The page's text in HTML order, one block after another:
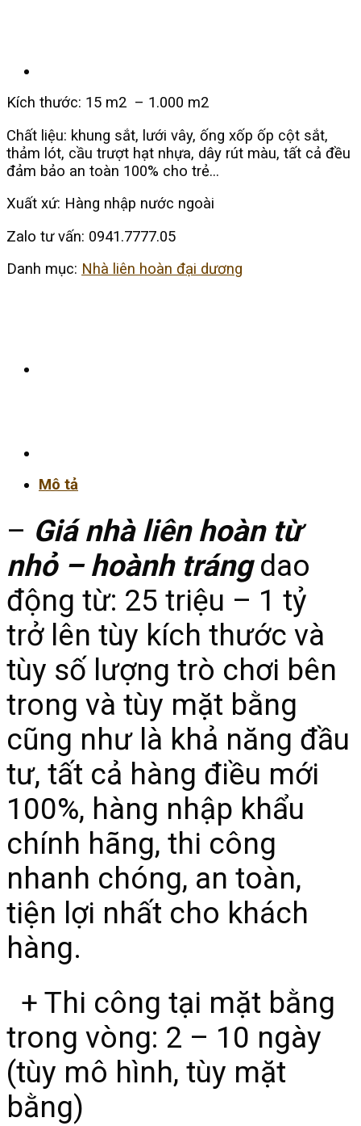
Kích thước: 15 m2 – 1.000 m2
Chất liệu: khung sắt, lưới vây, ống xốp ốp cột sắt,
thảm lót, cầu trượt hạt nhựa, dây rút màu, tất cả đều
đảm bảo an toàn 100% cho trẻ…
Xuất xứ: Hàng nhập nước ngoài
Zalo tư vấn: 0941.7777.05
Danh mục: Nhà liên hoàn đại dương
Mô tả
– Giá nhà liên hoàn từ
nhỏ – hoành trángdao
động từ: 25 triệu – 1 tỷ
trở lên tùy kích thước và
tùy số lượng trò chơi bên
trong và tùy mặt bằng
cũng như là khả năng đầu
tư, tất cả hàng điều mới
100%, hàng nhập khẩu
chính hãng, thi công
nhanh chóng, an toàn,
tiện lợi nhất cho khách
hàng.
+ Thi công tại mặt bằng
trong vòng: 2 – 10 ngày
(tùy mô hình, tùy mặt
bằng)